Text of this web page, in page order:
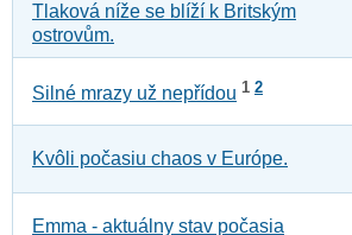
Tlaková níže se blíží k Britským
ostrovům.
Silné mrazy už nepřídou 1 2
Kvôli počasiu chaos v Európe.
Emma - aktuálny stav počasia